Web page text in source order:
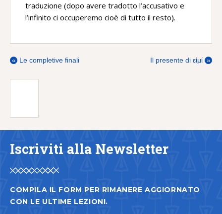
traduzione (dopo avere tradotto l’accusativo e
l’infinito ci occuperemo cioè di tutto il resto).
« Le completive finali Il presente di εἰμί »
Iscriviti alla Newsletter
COMPILA IL FORM PER RIMANERE AGGIORNATO
CON LE ULTIME LEZIONI.